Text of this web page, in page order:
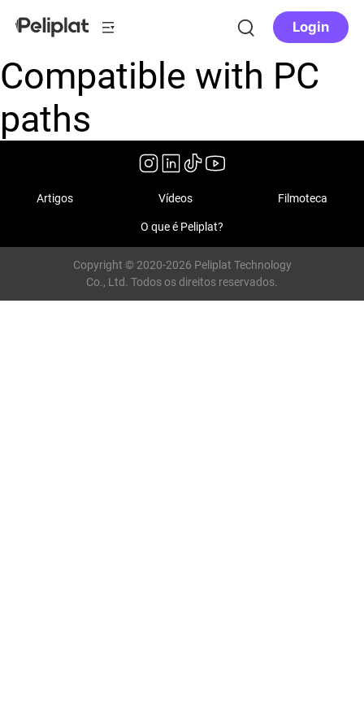
Login
Compatible with PC
paths
Artigos Vídeos Filmoteca
O que é Peliplat?
Copyright © 2020-2026 Peliplat Technology
Co., Ltd. Todos os direitos reservados.